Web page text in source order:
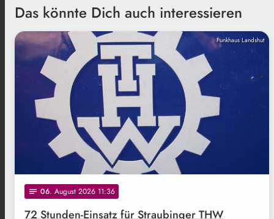
Das könnte Dich auch interessieren
Funkhaus Landshut
notes 06. August 2026 11:36
72 Stunden-Einsatz für Straubinger THW